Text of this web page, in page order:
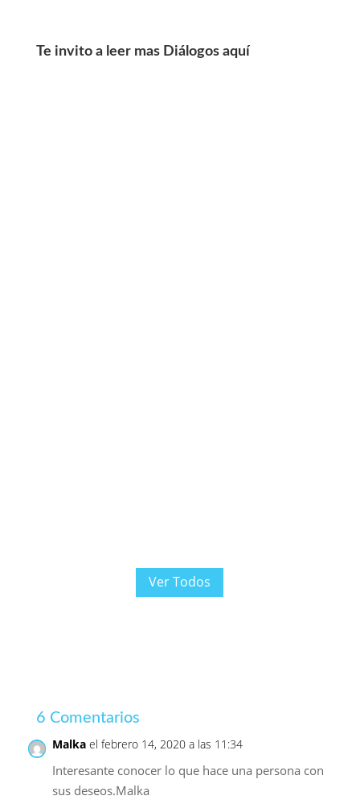
Te invito a leer mas Diálogos aquí
Ver Todos
6 Comentarios
Malka el febrero 14, 2020 a las 11:34
Interesante conocer lo que hace una persona con
sus deseos.Malka